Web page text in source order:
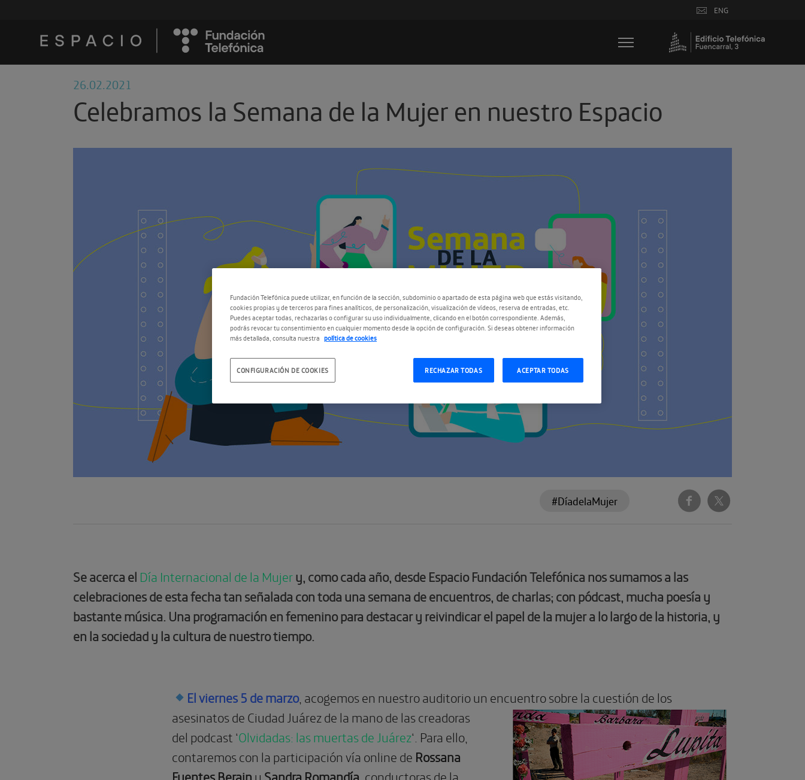
ENG
26.02.2021
Celebramos la Semana de la Mujer en nuestro Espacio
#DíadelaMujer
Se acerca el Día Internacional de la Mujery, como cada año, desde Espacio Fundación Telefónica nos sumamos a las
celebraciones de esta fecha tan señalada con toda una semana de encuentros, de charlas; con pódcast, mucha poesía y
bastante música. Una programación en femenino para destacar y reivindicar el papel de la mujer a lo largo de la historia, y
en la sociedad y la cultura de nuestro tiempo.
El viernes 5 de marzo, acogemos en nuestro auditorio un encuentro sobre la cuestión de los
asesinatos de Ciudad Juárez de la mano de las creadoras
del podcast ‘Olvidadas: las muertas de Juárez‘. Para ello,
contaremos con la participación vía online de Rossana
Fuentes Berainy Sandra Romandía , conductoras de la
Fundación Telefónica puede utilizar, en función de la sección, subdominio o apartado de esta página web que estás visitando,
cookies propias y de terceros para fines analíticos, de personalización, visualización de vídeos, reserva de entradas, etc.
Puedes aceptar todas, rechazarlas o configurar su uso individualmente, clicando en el botón correspondiente. Además,
podrás revocar tu consentimiento en cualquier momento desde la opción de configuración. Si deseas obtener información
más detallada, consulta nuestra política de cookies
RECHAZAR TODAS ACEPTAR TODAS
CONFIGURACIÓN DE COOKIES